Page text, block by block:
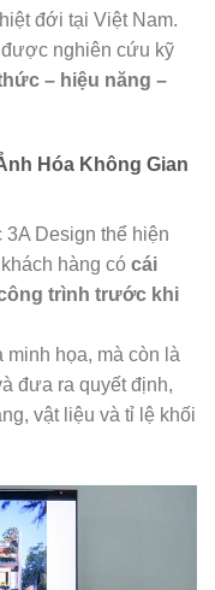
đới tại Việt Nam.
nghiên cứu kỹ
– hiệu năng –
Hóa Không Gian
Design thể hiện
hàng có cái
trình trước khi
họa, mà còn là
đưa ra quyết định,
vật liệu và tỉ lệ khối